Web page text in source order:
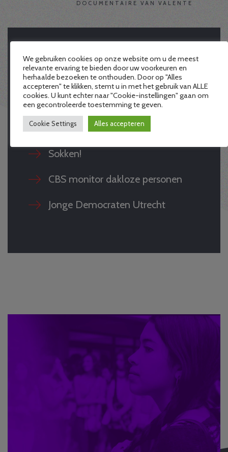
DOCUMENTAIRE VAN VALENTE
Lees hier wat we nog
meer te vertellen
hebben
Sokken!
CBS monitor dakloze personen
Jonge Democraten Utrecht
We gebruiken cookies op onze website om u de meest
relevante ervaring te bieden door uw voorkeuren en
herhaalde bezoeken te onthouden. Door op "Alles
accepteren" te klikken, stemt u in met het gebruik van ALLE
cookies. U kunt echter naar "Cookie-instellingen" gaan om
een gecontroleerde toestemming te geven.
Cookie Settings Alles accepteren